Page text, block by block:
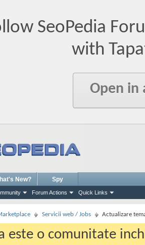
SeoPedia
with
Open in
Forum Actions Quick Links
New? Spy
Servicii web / Jobs Actualizare
este o comunitate